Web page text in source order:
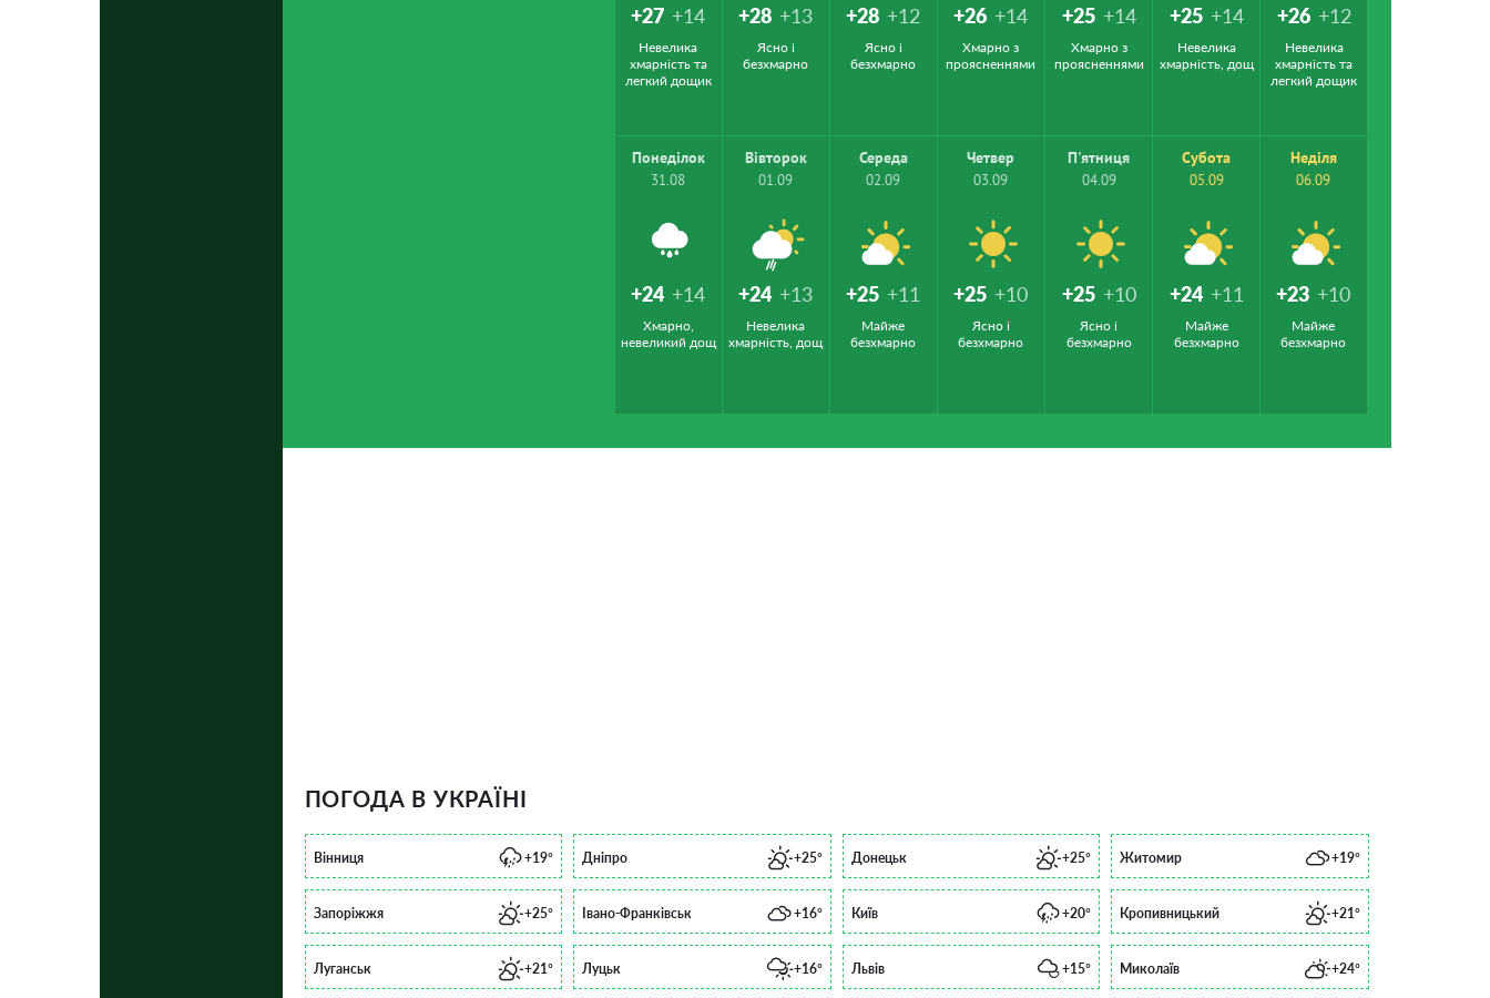
+27 +14
Невелика
хмарність та
легкий дощик
+28 +13
Ясно і
безхмарно
+28 +12
Ясно і
безхмарно
+26 +14
Хмарно з
проясненнями
+25 +14
Хмарно з
проясненнями
+25 +14
Невелика
хмарність, дощ
+26 +12
Невелика
хмарність та
легкий дощик
Понеділок
31.08
+24 +14
Хмарно,
невеликий дощ
Вівторок
01.09
+24 +13
Невелика
хмарність, дощ
Середа
02.09
+25 +11
Майже
безхмарно
Четвер
03.09
+25 +10
Ясно і
безхмарно
П'ятниця
04.09
+25 +10
Ясно і
безхмарно
Субота
05.09
+24 +11
Майже
безхмарно
Неділя
06.09
+23 +10
Майже
безхмарно
ПОГОДА В УКРАЇНІ
Вінниця +19° Дніпро +25° Донецьк +25° Житомир +19°
Запоріжжя +25° Івано-Франківськ +16° Київ +20° Кропивницький +21°
Луганськ +21° Луцьк +16° Львів +15° Миколаїв +24°